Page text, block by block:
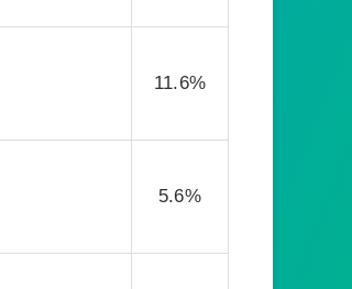
11.6%
5.6%